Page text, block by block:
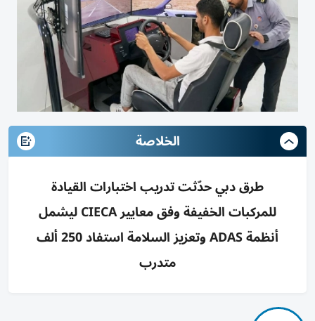
الخلاصة
طرق دبي حدّثت تدريب اختبارات القيادة
للمركبات الخفيفة وفق معايير CIECA ليشمل
أنظمة ADAS وتعزيز السلامة استفاد 250 ألف
متدرب